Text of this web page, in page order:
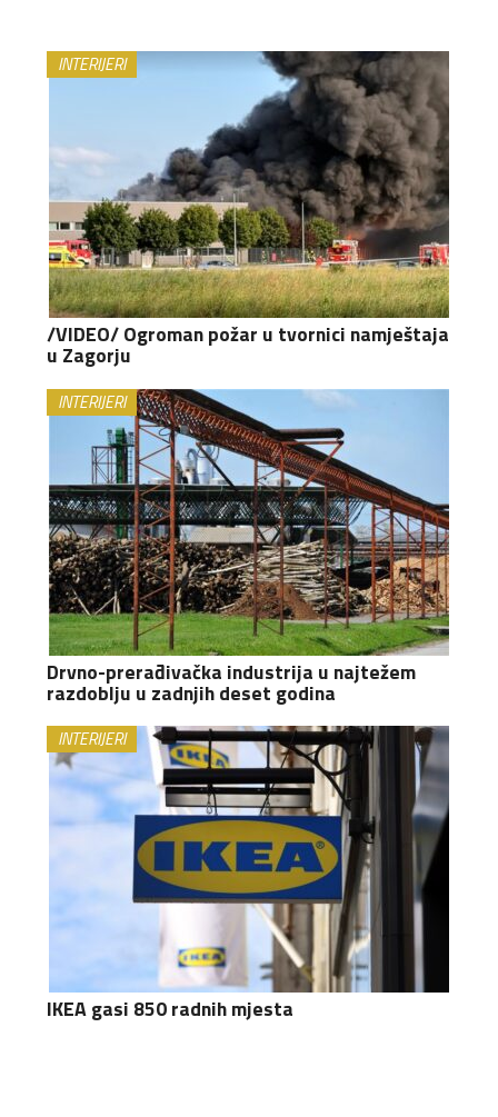
INTERIJERI
/VIDEO/ Ogroman požar u tvornici namještaja
u Zagorju
INTERIJERI
Drvno-prerađivačka industrija u najtežem
razdoblju u zadnjih deset godina
INTERIJERI
IKEA gasi 850 radnih mjesta